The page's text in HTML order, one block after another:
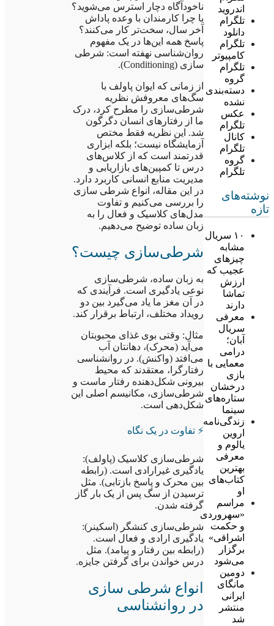
اندروید
تلگرام
دانلود
تلگرام
کامپیوتر
تلگرام
گروه
دسته‌بندی
نشده
عکس
تلگرام
کانال
تلگرام
گروه
تلگرام
نوشته‌های
تازه
۱۰ سریال
مشابه
چیزهای
عجیب که
ارزش
تماشا
دارند
معرفی
سریال
آبان؛
درامی
معمایی با
بازی
درخشان
ستاره‌های
سینما
زندگی‌نامه
اروین
یالوم و
معرفی
بهترین
کتاب‌های
او
مراسم
«سهروردی
و حکمت
اشراقی»
برگزار
می‌شود
دومین
مانگای
ایرانی
منتشر
شد
ناخودآگاه دچار استرس می‌شوید؟
یا چرا کارمندان با وعده پاداش
آخر سال، سخت‌تر کار می‌کنند؟
پاسخ همه این‌ها در یک مفهوم
روان‌شناسی نهفته است: شرطی
سازی (Conditioning).
از زمانی که ایوان پاولف با
سگ‌های معروفش نظریه
شرطی‌سازی را مطرح کرد، درک
ما از رفتارهای انسان دگرگون
شد. این نظریه فقط مختص
آزمایشگاه نیست؛ بلکه ابزاری
قدرتمند است که از کلاس‌های
درس تا کمپین‌های بازاریابی و
مدیریت منابع انسانی کاربرد دارد.
در این مقاله، انواع شرطی سازی
را بررسی می‌کنیم و تفاوت
مدل‌های کلاسیک و فعال را به
زبان ساده توضیح می‌دهیم.
شرطی‌سازی چیست؟
به زبان ساده، شرطی‌سازی
نوعی یادگیری است. فرآیندی که
در آن مغز ما یاد می‌گیرد بین دو
رویداد مختلف، ارتباط برقرار کند.
مثال: وقتی بوی غذای محبوبتان
می‌آید (محرک)، دهانتان آب
می‌افتد (واکنش). در روانشناسی
رفتارگرا، معتقدند که محیط
بیرونی شکل‌دهنده رفتار ماست و
شرطی‌سازی، مکانیسم اصلی این
شکل‌دهی است.
⚡ تفاوت در یک نگاه
شرطی‌سازی کلاسیک (پاولف):
یادگیری غیرارادی است. (رابطه
بین محرک و پاسخ بازتابی). مثل
ترسیدن از سگ پس از یک بار گاز
گرفته شدن.
شرطی‌سازی کنشگر (اسکینر):
یادگیری ارادی و فعال است.
(رابطه بین رفتار و پیامد). مثل
درس خواندن برای گرفتن جایزه.
انواع شرطی سازی
در روانشناسی